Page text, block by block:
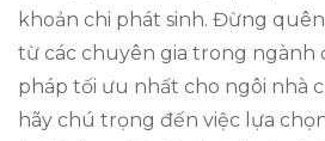
khoản chi phát sinh. Đừng
từ các chuyên gia trong ngành
pháp tối ưu nhất cho ngôi nhà
hãy chú trọng đến việc lựa